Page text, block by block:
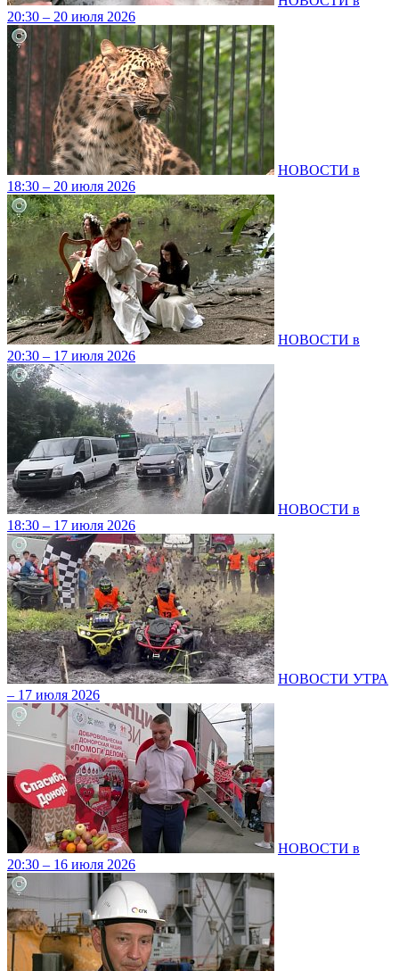
20:30 – 20 июля 2026
НОВОСТИ в
18:30 – 20 июля 2026
НОВОСТИ в
20:30 – 17 июля 2026
НОВОСТИ в
18:30 – 17 июля 2026
НОВОСТИ УТРА
– 17 июля 2026
НОВОСТИ в
20:30 – 16 июля 2026